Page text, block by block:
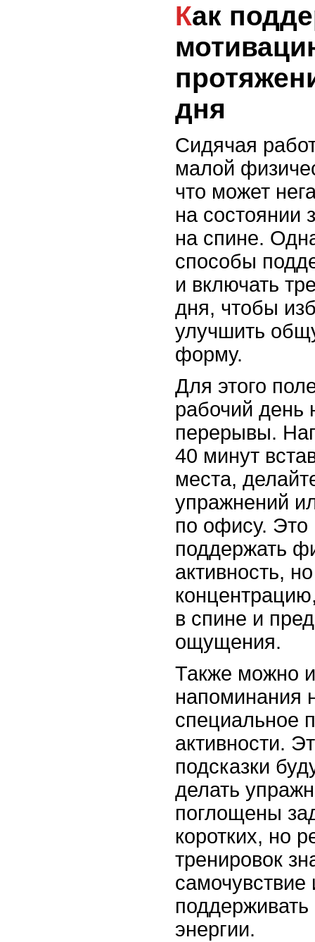
Как поддерживать
дня
Сидячая
малой
что может
на состоянии
на спине.
способы
и включать
дня, чтобы
улучшить
форму.
Для этого
рабочий день
перерывы.
40 минут
места,
упражнений
по офису. Это
поддержать
активность,
в спине и
ощущения.
Также можно
напоминания
специальное
активности.
подсказки
делать
поглощены
коротких, но
тренировок
самочувствие
энергии.